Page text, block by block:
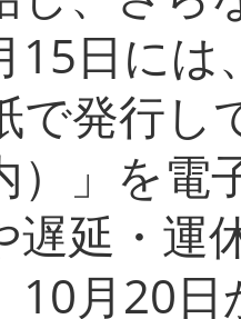
15日に
で発行し
）」を電
遅延・運
10月20